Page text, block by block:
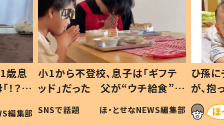
歳息
？」
編集部
小1から不登校、息子は「ギフテ
ッド」だった 父が“ウチ給食”を
作り続ける理由とは #令和の親
#令和の子
SNSで話題 ほ・とせなNEWS編集部
ひ孫
が、
「涙が
い」